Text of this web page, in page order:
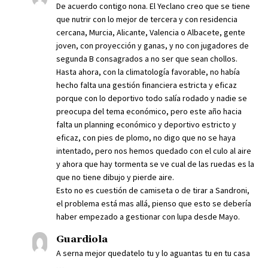
De acuerdo contigo nona. El Yeclano creo que se tiene
que nutrir con lo mejor de tercera y con residencia
cercana, Murcia, Alicante, Valencia o Albacete, gente
joven, con proyección y ganas, y no con jugadores de
segunda B consagrados a no ser que sean chollos.
Hasta ahora, con la climatología favorable, no había
hecho falta una gestión financiera estricta y eficaz
porque con lo deportivo todo salía rodado y nadie se
preocupa del tema económico, pero este año hacia
falta un planning económico y deportivo estricto y
eficaz, con pies de plomo, no digo que no se haya
intentado, pero nos hemos quedado con el culo al aire
y ahora que hay tormenta se ve cual de las ruedas es la
que no tiene dibujo y pierde aire.
Esto no es cuestión de camiseta o de tirar a Sandroni,
el problema está mas allá, pienso que esto se debería
haber empezado a gestionar con lupa desde Mayo.
Guardiola
A serna mejor quedatelo tu y lo aguantas tu en tu casa